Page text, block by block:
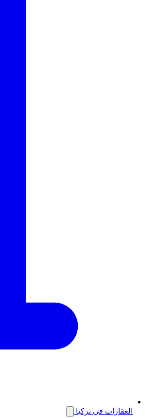
العقارات في تركيا